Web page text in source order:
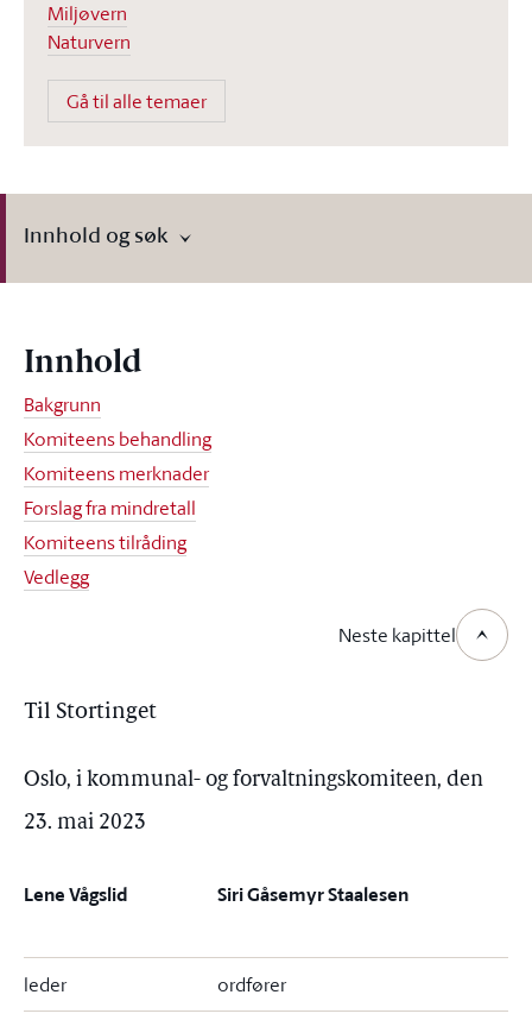
Miljøvern
Naturvern
Gå til alle temaer
Innhold og søk
Innhold
Bakgrunn
Komiteens behandling
Komiteens merknader
Forslag fra mindretall
Komiteens tilråding
Vedlegg
Neste kapittel
Til Stortinget
Oslo, i kommunal- og forvaltningskomiteen, den
23. mai 2023
Lene Vågslid Siri Gåsemyr Staalesen
leder ordfører